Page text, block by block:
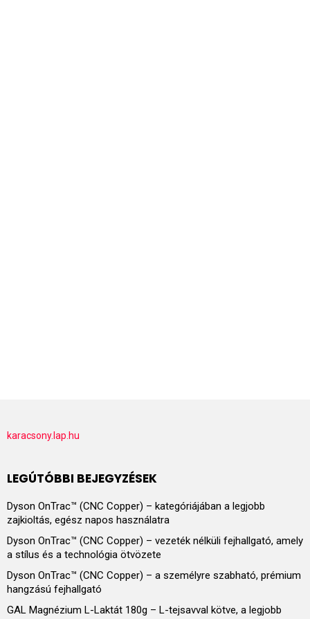
karacsony.lap.hu
LEGÚTÓBBI BEJEGYZÉSEK
Dyson OnTrac™ (CNC Copper) – kategóriájában a legjobb
zajkioltás, egész napos használatra
Dyson OnTrac™ (CNC Copper) – vezeték nélküli fejhallgató, amely
a stílus és a technológia ötvözete
Dyson OnTrac™ (CNC Copper) – a személyre szabható, prémium
hangzású fejhallgató
GAL Magnézium L-Laktát 180g – L-tejsavval kötve, a legjobb